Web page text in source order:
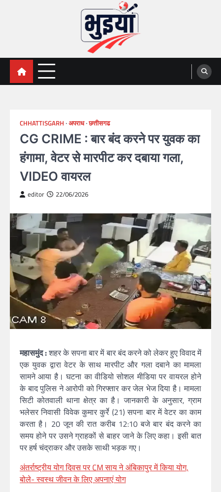
भुइयां, BHUIYAN, CG BHUIYAN
NEWS
BHUIYAN, CG BHUIYAN NEWS, KHASARA,छत्तीसगढ़ भू-
CHHATTISGARH अपराध छत्तीसगढ
CG CRIME : बार बंद करने पर युवक का
हंगामा, वेटर से मारपीट कर दबाया गला,
VIDEO वायरल
editor 22/06/2026
महासमुंद :शहर के सपना बार में बार बंद करने को लेकर हुए विवाद में
एक युवक द्वारा वेटर के साथ मारपीट और गला दबाने का मामला
सामने आया है। घटना का वीडियो सोशल मीडिया पर वायरल होने
के बाद पुलिस ने आरोपी को गिरफ्तार कर जेल भेज दिया है। मामला
सिटी कोतवाली थाना क्षेत्र का है। जानकारी के अनुसार, ग्राम
भलेसर निवासी विवेक कुमार कुर्रे (21) सपना बार में वेटर का काम
करता है। 20 जून की रात करीब 12:10 बजे बार बंद करने का
समय होने पर उसने ग्राहकों से बाहर जाने के लिए कहा। इसी बात
पर हर्ष चंद्राकर और उसके साथी भड़क गए।
अंतर्राष्ट्रीय योग दिवस पर CM साय ने अंबिकापुर में किया योग,
बोले- स्वस्थ जीवन के लिए अपनाएं योग